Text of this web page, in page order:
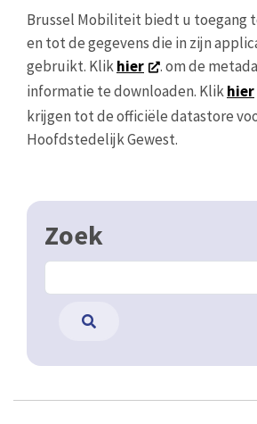
Brussel Mobiliteit biedt u toegang
en tot de gegevens die in zijn
gebruikt. Klikhier
. om de
informatie te downloaden. Klikhier
krijgen tot de officiële datastore
Hoofdstedelijk Gewest.
Zoek